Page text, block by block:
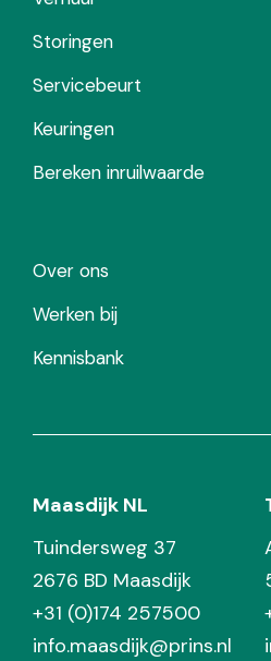
Storingen
Servicebeurt
Keuringen
Bereken inruilwaarde
Over ons
Werken bij
Kennisbank
Maasdijk NL
Tuindersweg 37
2676 BD Maasdijk
+31 (0)174 257500
info.maasdijk@prins.nl